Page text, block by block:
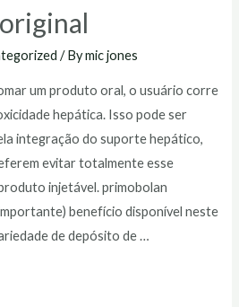
/ Bymic jones
um produto oral, o usuário corre
hepática. Isso pode ser
integração do suporte hepático,
evitar totalmente esse
injetável. primobolan
benefício disponível neste
de depósito de …